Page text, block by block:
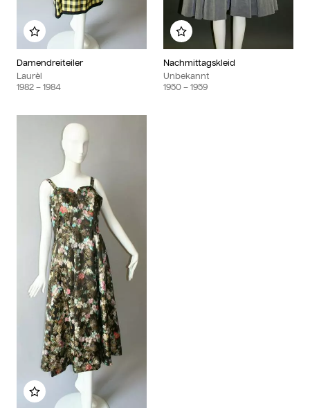
Damendreiteiler
Laurèl
1982 – 1984
Zu meinem Album hinzufügen
Nachmittagskleid
Unbekannt
1950 – 1959
Zu meinem Album
Zu meinem Album hinzufügen